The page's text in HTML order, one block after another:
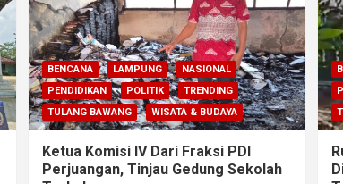
BENCANA LAMPUNG
NASIONAL
PENDIDIKAN
POLITIK
TRENDING
TULANG BAWANG
WISATA & BUDAYA
Ketua Komisi IV Dari Fraksi PDI
Perjuangan, Tinjau Gedung Sekolah